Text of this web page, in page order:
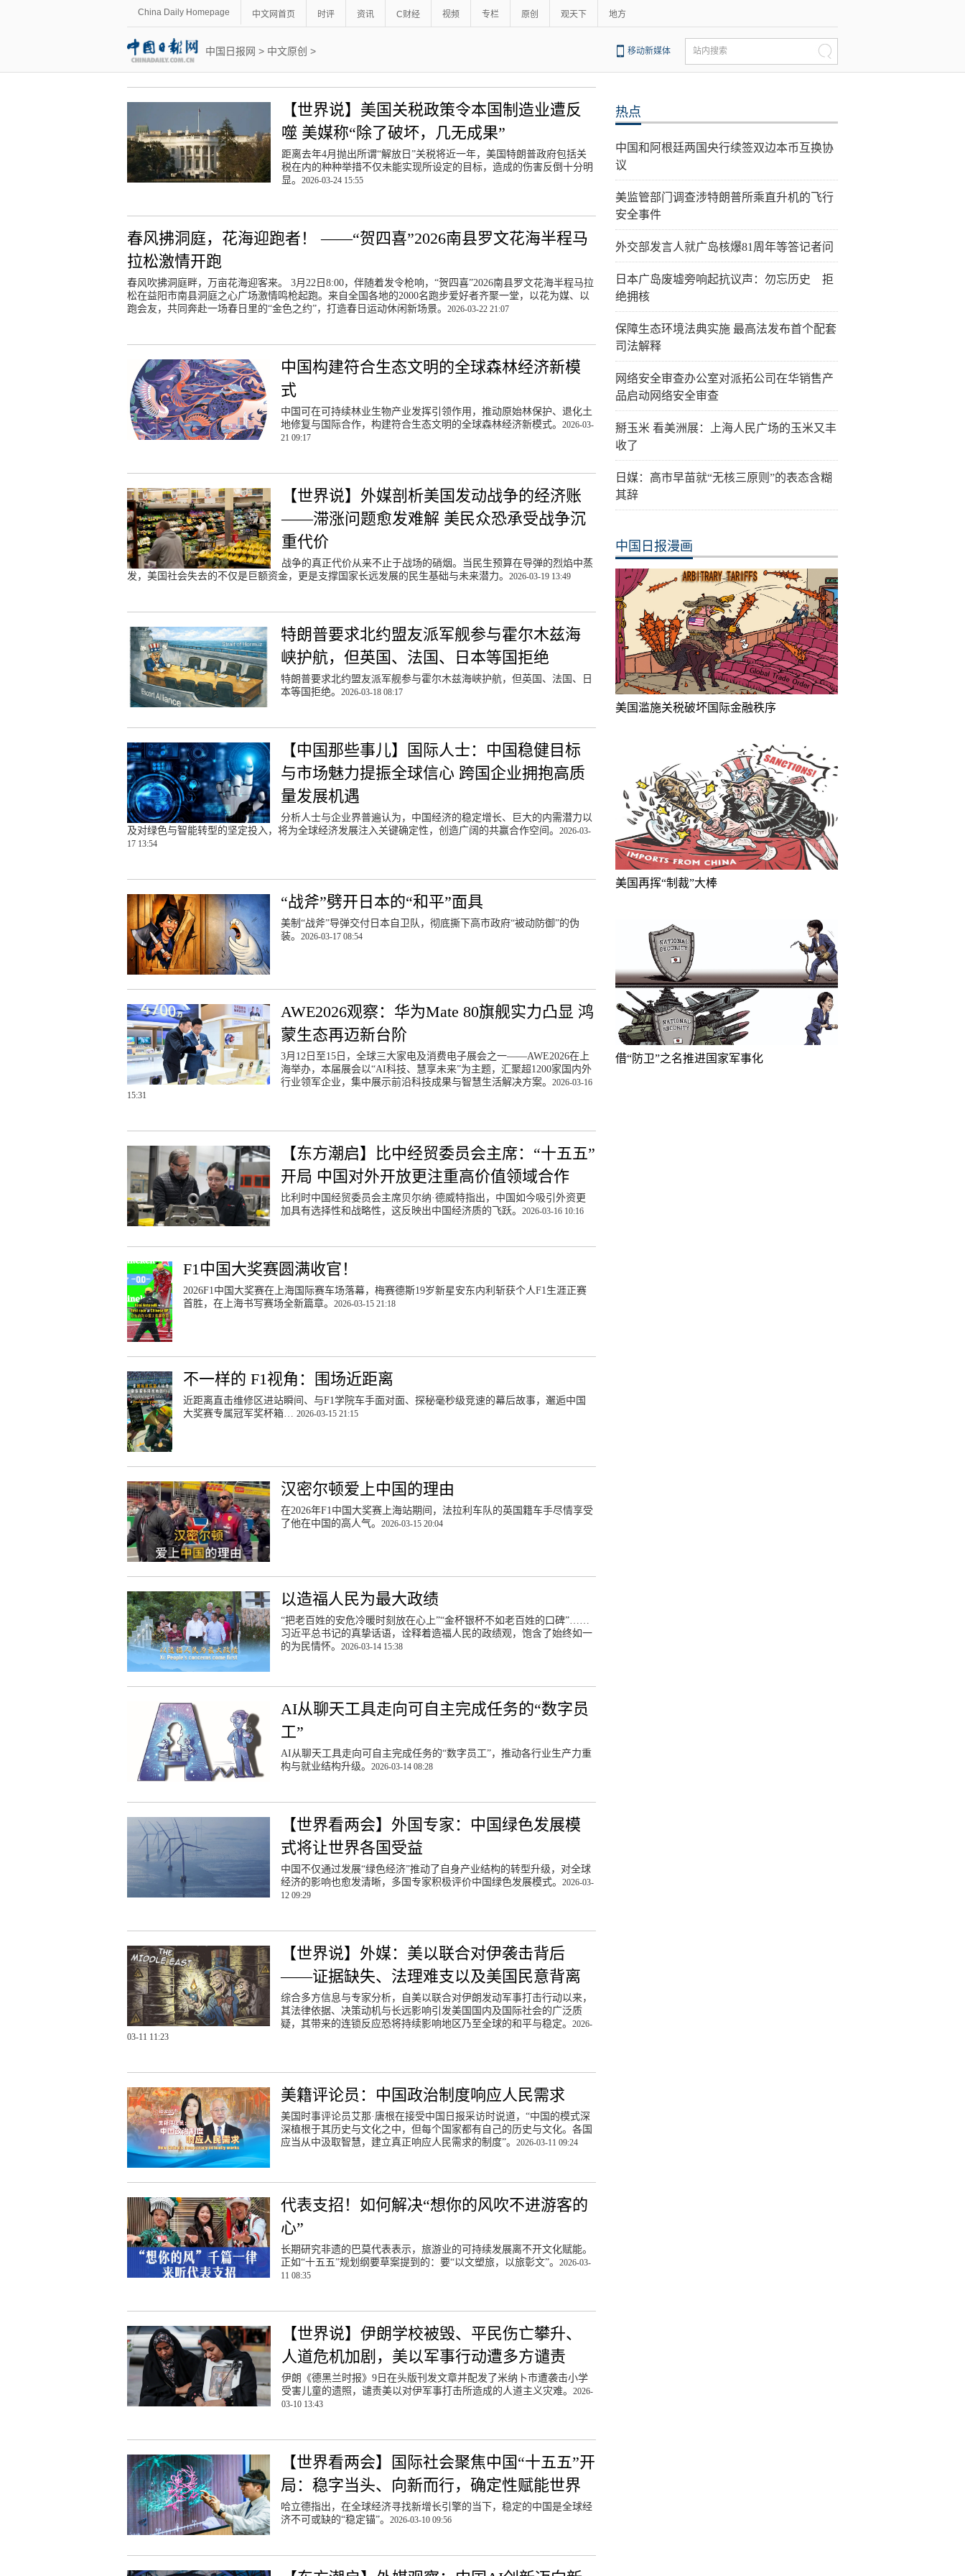
China Daily Homepage 中文网首页 时评 资讯 C财经 视频 专栏 原创 观天下 地方
中国日报网 > 中文原创 > 移动新媒体 站内搜索
【世界说】美国关税政策令本国制造业遭反
噬 美媒称“除了破坏，几无成果”
距离去年4月抛出所谓“解放日”关税将近一年，美国特朗普政府包括关
税在内的种种举措不仅未能实现所设定的目标，造成的伤害反倒十分明
显。 2026-03-24 15:55
春风拂洞庭，花海迎跑者！ ——“贺四喜”2026南县罗文花海半程马
拉松激情开跑
春风吹拂洞庭畔，万亩花海迎客来。 3月22日8:00，伴随着发令枪响，“贺四喜”2026南县罗文花海半程马拉
松在益阳市南县洞庭之心广场激情鸣枪起跑。来自全国各地的2000名跑步爱好者齐聚一堂，以花为媒、以
跑会友，共同奔赴一场春日里的“金色之约”，打造春日运动休闲新场景。 2026-03-22 21:07
中国构建符合生态文明的全球森林经济新模
式
中国可在可持续林业生物产业发挥引领作用，推动原始林保护、退化土
地修复与国际合作，构建符合生态文明的全球森林经济新模式。2026-03-
21 09:17
【世界说】外媒剖析美国发动战争的经济账
——滞涨问题愈发难解 美民众恐承受战争沉
重代价
战争的真正代价从来不止于战场的硝烟。当民生预算在导弹的烈焰中蒸
发，美国社会失去的不仅是巨额资金，更是支撑国家长远发展的民生基础与未来潜力。 2026-03-19 13:49
特朗普要求北约盟友派军舰参与霍尔木兹海
峡护航，但英国、法国、日本等国拒绝
特朗普要求北约盟友派军舰参与霍尔木兹海峡护航，但英国、法国、日
本等国拒绝。2026-03-18 08:17
【中国那些事儿】国际人士：中国稳健目标
与市场魅力提振全球信心 跨国企业拥抱高质
量发展机遇
分析人士与企业界普遍认为，中国经济的稳定增长、巨大的内需潜力以
及对绿色与智能转型的坚定投入，将为全球经济发展注入关键确定性，创造广阔的共赢合作空间。 2026-03-
17 13:54
“战斧”劈开日本的“和平”面具
美制“战斧”导弹交付日本自卫队，彻底撕下高市政府“被动防御”的伪
装。2026-03-17 08:54
AWE2026观察：华为Mate 80旗舰实力凸显 鸿
蒙生态再迈新台阶
3月12日至15日，全球三大家电及消费电子展会之一——AWE2026在上
海举办，本届展会以“AI科技、慧享未来”为主题，汇聚超1200家国内外
行业领军企业，集中展示前沿科技成果与智慧生活解决方案。2026-03-16
15:31
【东方潮启】比中经贸委员会主席：“十五五”
开局 中国对外开放更注重高价值领域合作
比利时中国经贸委员会主席贝尔纳·德威特指出，中国如今吸引外资更
加具有选择性和战略性，这反映出中国经济质的飞跃。2026-03-16 10:16
F1中国大奖赛圆满收官！
2026F1中国大奖赛在上海国际赛车场落幕，梅赛德斯19岁新星安东内利斩获个人F1生涯正赛
首胜，在上海书写赛场全新篇章。2026-03-15 21:18
不一样的 F1视角：围场近距离
近距离直击维修区进站瞬间、与F1学院车手面对面、探秘毫秒级竞速的幕后故事，邂逅中国
大奖赛专属冠军奖杯箱…2026-03-15 21:15
汉密尔顿爱上中国的理由
在2026年F1中国大奖赛上海站期间，法拉利车队的英国籍车手尽情享受
了他在中国的高人气。2026-03-15 20:04
以造福人民为最大政绩
“把老百姓的安危冷暖时刻放在心上”“金杯银杯不如老百姓的口碑”……
习近平总书记的真挚话语，诠释着造福人民的政绩观，饱含了始终如一
的为民情怀。2026-03-14 15:38
AI从聊天工具走向可自主完成任务的“数字员
工”
AI从聊天工具走向可自主完成任务的“数字员工”，推动各行业生产力重
构与就业结构升级。2026-03-14 08:28
【世界看两会】外国专家：中国绿色发展模
式将让世界各国受益
中国不仅通过发展“绿色经济”推动了自身产业结构的转型升级，对全球
经济的影响也愈发清晰，多国专家积极评价中国绿色发展模式。2026-03-
12 09:29
【世界说】外媒：美以联合对伊袭击背后
——证据缺失、法理难支以及美国民意背离
综合多方信息与专家分析，自美以联合对伊朗发动军事打击行动以来，
其法律依据、决策动机与长远影响引发美国国内及国际社会的广泛质
疑，其带来的连锁反应恐将持续影响地区乃至全球的和平与稳定。2026-
03-11 11:23
美籍评论员：中国政治制度响应人民需求
美国时事评论员艾那·唐根在接受中国日报采访时说道，“中国的模式深
深植根于其历史与文化之中，但每个国家都有自己的历史与文化。各国
应当从中汲取智慧，建立真正响应人民需求的制度”。2026-03-11 09:24
代表支招！如何解决“想你的风吹不进游客的
心”
长期研究非遗的巴莫代表表示，旅游业的可持续发展离不开文化赋能。
正如“十五五”规划纲要草案提到的：要“以文塑旅，以旅彰文”。2026-03-
11 08:35
【世界说】伊朗学校被毁、平民伤亡攀升、
人道危机加剧，美以军事行动遭多方谴责
伊朗《德黑兰时报》9日在头版刊发文章并配发了米纳卜市遭袭击小学
受害儿童的遗照，谴责美以对伊军事打击所造成的人道主义灾难。 2026-
03-10 13:43
【世界看两会】国际社会聚焦中国“十五五”开
局：稳字当头、向新而行，确定性赋能世界
哈立德指出，在全球经济寻找新增长引擎的当下，稳定的中国是全球经
济不可或缺的“稳定锚”。2026-03-10 09:56
热点
中国和阿根廷两国央行续签双边本币互换协
议
美监管部门调查涉特朗普所乘直升机的飞行
安全事件
外交部发言人就广岛核爆81周年等答记者问
日本广岛废墟旁响起抗议声：勿忘历史 拒
绝拥核
保障生态环境法典实施 最高法发布首个配套
司法解释
网络安全审查办公室对派拓公司在华销售产
品启动网络安全审查
掰玉米 看美洲展：上海人民广场的玉米又丰
收了
日媒：高市早苗就“无核三原则”的表态含糊
其辞
中国日报漫画
美国滥施关税破坏国际金融秩序
美国再挥“制裁”大棒
借“防卫”之名推进国家军事化